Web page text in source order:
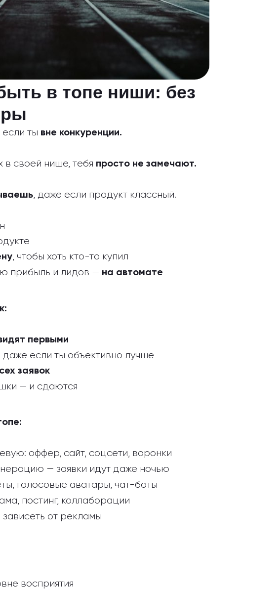
в топе ниши: без
ты вне конкуренции.
в своей нише, тебя просто не замечают.
, даже если продукт классный.
, чтобы хоть кто-то купил
прибыль и лидов — на автомате
первыми
даже если ты объективно лучше
заявок
— и сдаются
оффер, сайт, соцсети, воронки
— заявки идут даже ночью
голосовые аватары, чат-боты
постинг, коллаборации
от рекламы
восприятия